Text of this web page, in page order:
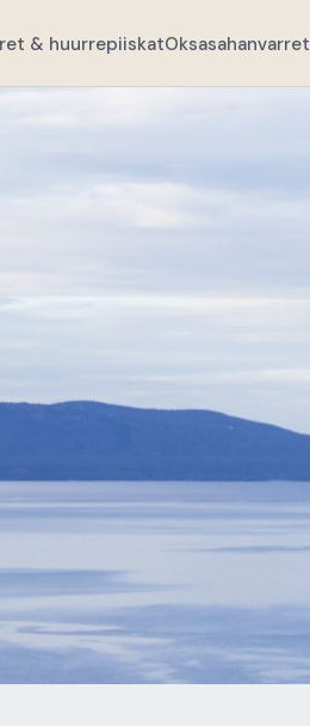
& huurrepiiskatOksasahanvarret